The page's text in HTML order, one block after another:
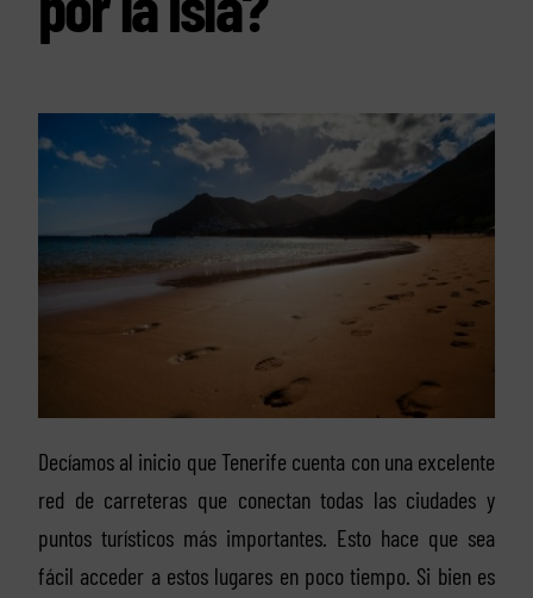
Decíamos al inicio que Tenerife cuenta con una excelente
red de carreteras que conectan todas las ciudades y
puntos turísticos más importantes. Esto hace que sea
fácil acceder a estos lugares en poco tiempo. Si bien es